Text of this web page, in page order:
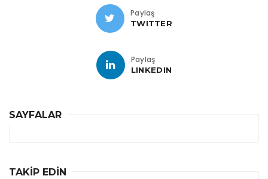
Paylaş
TWITTER
Paylaş
LINKEDIN
SAYFALAR
TAKİP EDİN